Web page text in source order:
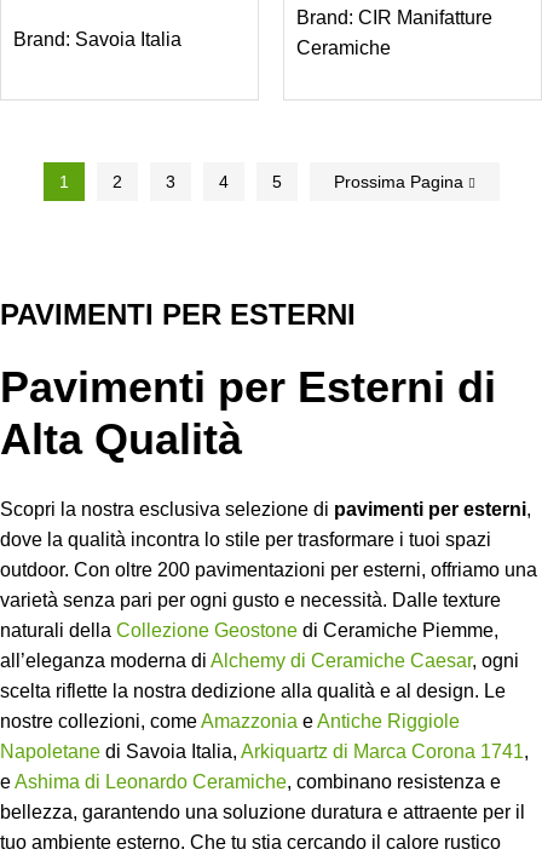
Brand: Savoia Italia
Brand: CIR Manifatture
Ceramiche
1 2 3 4 5 Prossima Pagina
PAVIMENTI PER ESTERNI
Pavimenti per Esterni di
Alta Qualità
Scopri la nostra esclusiva selezione di pavimenti per esterni,
dove la qualità incontra lo stile per trasformare i tuoi spazi
outdoor. Con oltre 200 pavimentazioni per esterni, offriamo una
varietà senza pari per ogni gusto e necessità. Dalle texture
naturali della Collezione Geostone di Ceramiche Piemme,
all’eleganza moderna di Alchemy di Ceramiche Caesar, ogni
scelta riflette la nostra dedizione alla qualità e al design. Le
nostre collezioni, comeAmazzonia eAntiche Riggiole
Napoletane di Savoia Italia, Arkiquartz di Marca Corona 1741,
eAshima di Leonardo Ceramiche, combinano resistenza e
bellezza, garantendo una soluzione duratura e attraente per il
tuo ambiente esterno. Che tu stia cercando il calore rustico